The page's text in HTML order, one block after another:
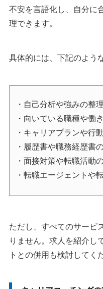
3：REEED（リード）
4：ミライフ
40代以降におすすめのキ
2：ZaPASSコーチング
キャリアコーチングは意味
1.自己分析を通じてキャ
2.転職するかどうかを
3.プロにマンツーマンで
キャリアコーチングのデメ
キャリアコーチングを受
1.キャリアに悩んでいる
不安を言語化し、自分に
理できます。
具体的には、下記のよう
・自己分析や強みの整理
・向いている職種や働
・キャリアプランや行
・履歴書や職務経歴書
・面接対策や転職活動
・転職エージェントや
ただし、すべてのサービ
りません。求人を紹介し
トとの併用も検討してく